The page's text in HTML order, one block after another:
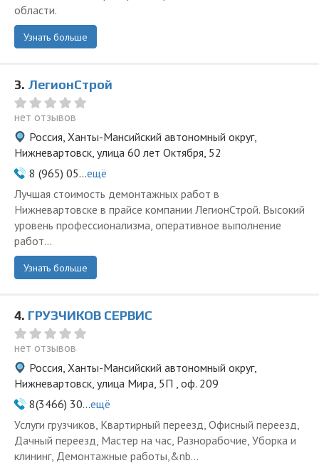
области.
Узнать больше
3. ЛегионСтрой
нет отзывов
Россия, Ханты-Мансийский автономный округ,
Нижневартовск, улица 60 лет Октября, 52
8 (965) 05...ещё
Лучшая стоимость демонтажных работ в
Нижневартовске в прайсе компании ЛегионСтрой. Высокий
уровень профессионализма, оперативное выполнение
работ...
Узнать больше
4. ГРУЗЧИКОВ СЕРВИС
нет отзывов
Россия, Ханты-Мансийский автономный округ,
Нижневартовск, улица Мира, 5П , оф. 209
8(3466) 30...ещё
Услуги грузчиков, Квартирный переезд, Офисный переезд,
Дачный переезд, Мастер на час, Разнорабочие, Уборка и
клининг, Демонтажные работы,&nb...